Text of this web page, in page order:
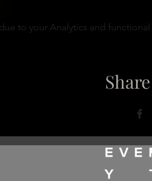
to your Analytics and